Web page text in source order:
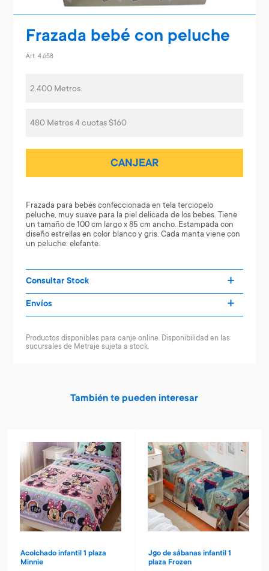
Frazada bebé con peluche
Art. 4.658
2.400 Metros.
480 Metros 4 cuotas $160
CANJEAR
Frazada para bebés confeccionada en tela terciopelo
peluche, muy suave para la piel delicada de los bebes. Tiene
un tamaño de 100 cm largo x 85 cm ancho. Estampada con
diseño estrellas en color blanco y gris. Cada manta viene con
un peluche: elefante.
Consultar Stock
Envíos
Productos disponibles para canje online. Disponibilidad en las
sucursales de Metraje sujeta a stock.
También te pueden interesar
Acolchado infantil 1 plaza
Minnie
Jgo de sábanas infantil 1
plaza Frozen